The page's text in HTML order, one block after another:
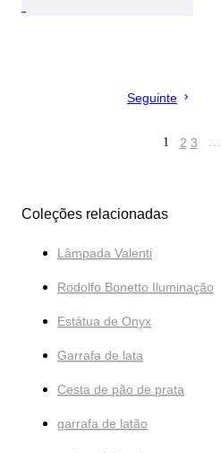
Seguinte
1 2 3 …
Coleções relacionadas
Lâmpada Valenti
Rodolfo Bonetto Iluminação
Estátua de Onyx
Garrafa de lata
Cesta de pão de prata
garrafa de latão